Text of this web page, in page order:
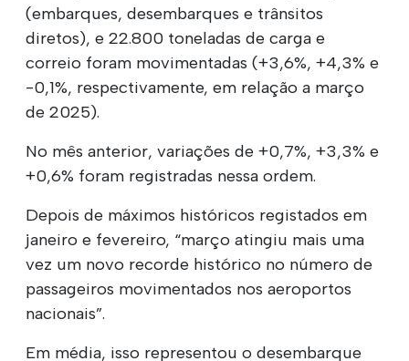
(embarques, desembarques e trânsitos
diretos), e 22.800 toneladas de carga e
correio foram movimentadas (+3,6%, +4,3% e
-0,1%, respectivamente, em relação a março
de 2025).
No mês anterior, variações de +0,7%, +3,3% e
+0,6% foram registradas nessa ordem.
Depois de máximos históricos registados em
janeiro e fevereiro, “março atingiu mais uma
vez um novo recorde histórico no número de
passageiros movimentados nos aeroportos
nacionais”.
Em média, isso representou o desembarque